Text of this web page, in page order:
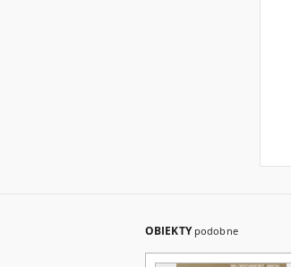
OBIEKTY podobne